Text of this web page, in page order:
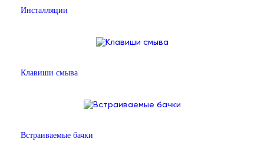
Инсталляции
Клавиши смыва
Встраиваемые бачки